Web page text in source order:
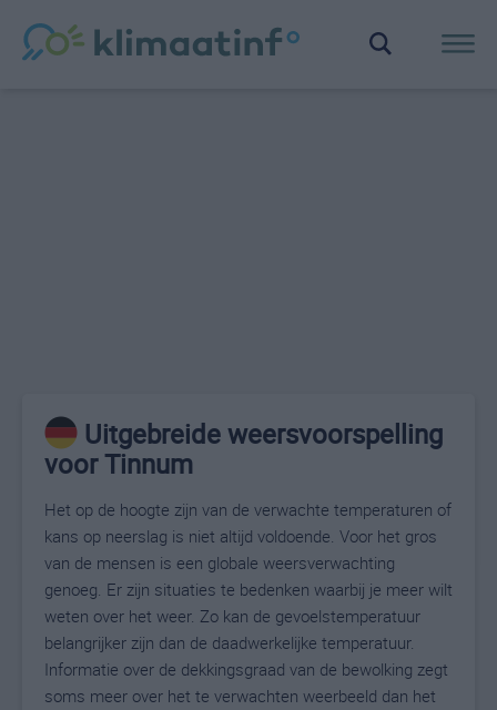
Uitgebreide weersvoorspelling
voor Tinnum
Het op de hoogte zijn van de verwachte temperaturen of
kans op neerslag is niet altijd voldoende. Voor het gros
van de mensen is een globale weersverwachting
genoeg. Er zijn situaties te bedenken waarbij je meer wilt
weten over het weer. Zo kan de gevoelstemperatuur
belangrijker zijn dan de daadwerkelijke temperatuur.
Informatie over de dekkingsgraad van de bewolking zegt
soms meer over het te verwachten weerbeeld dan het